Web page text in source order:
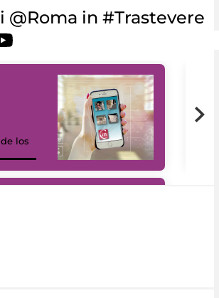
@Roma in #Trastevere
los